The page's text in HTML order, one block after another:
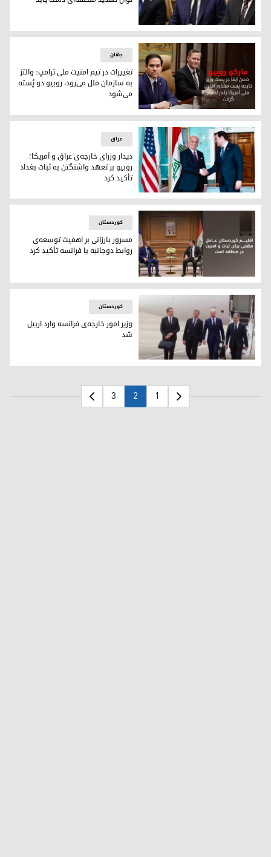
مارکو روبیو، وزیر خارجه‌ی آمریکا
تغییرات در تیم امنیت ملی‌ ترامپ: والتز به سازمان ملل
جهان
تغییرات در تیم امنیت ملی‌ ترامپ: والتز
به سازمان ملل می‌رود، روبیو دو پُسته
می‌شود
مارکو روبیو، وزیر خارجه‌ی آمریکا و فواد حسین وزیر خارجه‌ی
عراق
دیدار وزرای خارجه‌ی عراق و آمریکا؛
روبیو بر تعهد واشنگتن به ثبات بغداد
تأکید کرد
مسرور بارزانی بر اهمیت توسعه‌ی روابط دوجانبه با فرانسه
کوردستان
مسرور بارزانی بر اهمیت توسعه‌ی
روابط دوجانبه با فرانسه تأکید کرد
وزیر امور خارجه‌ی فرانسه وارد اربیل شد
کوردستان
وزیر امور خارجه‌ی فرانسه وارد اربیل
شد
1
2
3